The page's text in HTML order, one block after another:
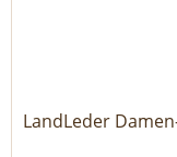
LandLeder